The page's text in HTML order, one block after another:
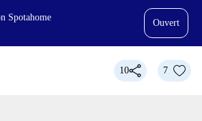
Spotahome
Ouvert
10 7